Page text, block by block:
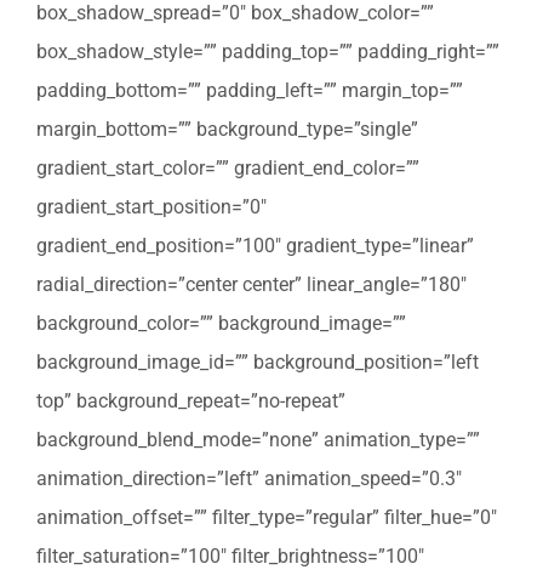
box_shadow_spread=”0″ box_shadow_color=””
box_shadow_style=”” padding_top=”” padding_right=””
padding_bottom=”” padding_left=”” margin_top=””
margin_bottom=”” background_type=”single”
gradient_start_color=”” gradient_end_color=””
gradient_start_position=”0″
gradient_end_position=”100″ gradient_type=”linear”
radial_direction=”center center” linear_angle=”180″
background_color=”” background_image=””
background_image_id=”” background_position=”left
top” background_repeat=”no-repeat”
background_blend_mode=”none” animation_type=””
animation_direction=”left” animation_speed=”0.3″
animation_offset=”” filter_type=”regular” filter_hue=”0″
filter_saturation=”100″ filter_brightness=”100″